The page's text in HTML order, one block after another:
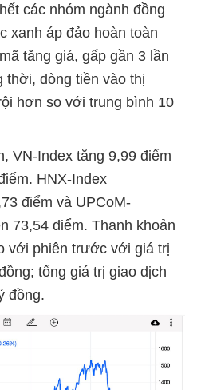
các nhóm ngành đồng
xanh áp đảo hoàn toàn
tăng giá, gấp gần 3 lần
thời, dòng tiền vào thị
hơn so với trung bình 10
VN-Index tăng 9,99 điểm
HNX-Index
điểm và UPCoM-
73,54 điểm. Thanh khoản
với phiên trước với giá trị
tổng giá trị giao dịch
đồng.